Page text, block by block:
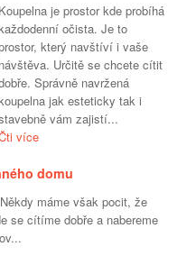
Koupelna je prostor kde probíhá
očista. Je to
který navštíví i vaše
návštěva. Určitě se chcete cítit
Správně navržená
jak esteticky tak i
vám zajistí...
více
domu
máme však pocit, že
se cítíme dobře a nabereme